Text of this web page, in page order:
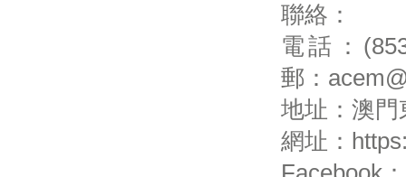
聯絡：
電話：
郵：
地址：澳門
網址：